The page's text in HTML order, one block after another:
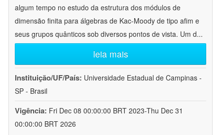
algum tempo no estudo da estrutura dos módulos de
dimensão finita para álgebras de Kac-Moody de tipo afim e
seus grupos quânticos sob diversos pontos de vista. Um d...
leia mais
Instituição/UF/País: Universidade Estadual de Campinas -
SP - Brasil
Vigência: Fri Dec 08 00:00:00 BRT 2023-Thu Dec 31
00:00:00 BRT 2026